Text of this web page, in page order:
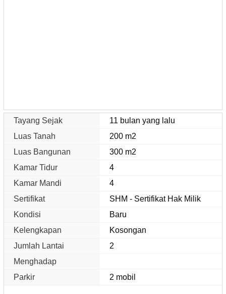
Tayang Sejak
11 bulan yang lalu
Luas Tanah
200 m2
Luas Bangunan
300 m2
Kamar Tidur
4
Kamar Mandi
4
Sertifikat
SHM - Sertifikat Hak Milik
Kondisi
Baru
Kelengkapan
Kosongan
Jumlah Lantai
2
Menghadap
Parkir
2 mobil